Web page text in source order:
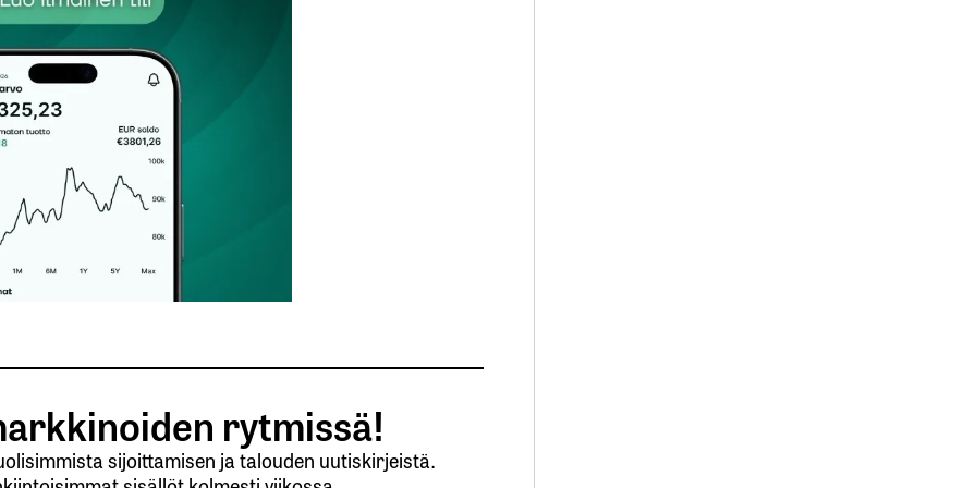
kentät on merkitty*
Sähköpostiosoitteesi
rytmissä!
sijoittamisen ja talouden uutiskirjeistä.